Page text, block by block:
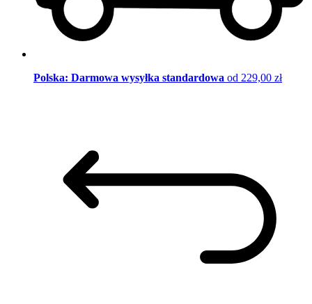
Polska: Darmowa wysyłka standardowa od 229,00 zł